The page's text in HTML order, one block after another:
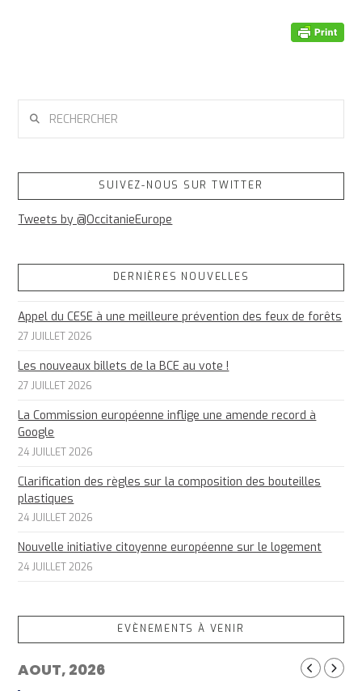
SUIVEZ-NOUS SUR TWITTER
Tweets by @OccitanieEurope
DERNIÈRES NOUVELLES
Appel du CESE à une meilleure prévention des feux de forêts
27 JUILLET 2026
Les nouveaux billets de la BCE au vote !
27 JUILLET 2026
La Commission européenne inflige une amende record à
Google
24 JUILLET 2026
Clarification des règles sur la composition des bouteilles
plastiques
24 JUILLET 2026
Nouvelle initiative citoyenne européenne sur le logement
24 JUILLET 2026
EVÈNEMENTS À VENIR
AOUT, 2026